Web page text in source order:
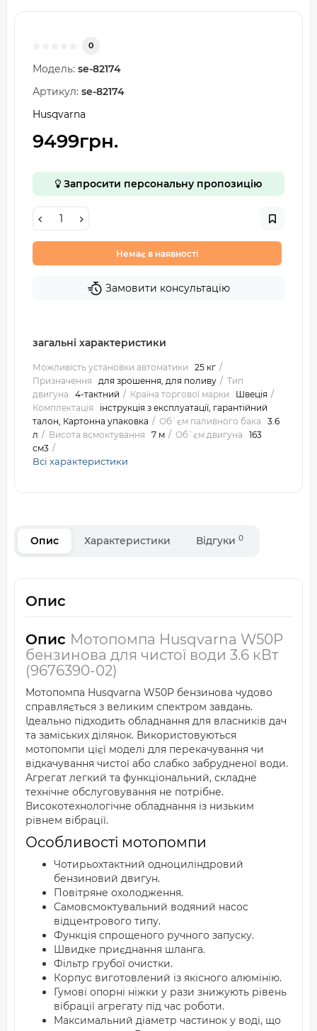
0
Модель: se-82174
Артикул: se-82174
Husqvarna
9499грн.
Запросити персональну пропозицію
Немає в наявності
Замовити консультацію
загальні характеристики
Можливість установки автоматики
25 кг
Призначення
для зрошення, для поливу
Тип
двигуна
4-тактний Країна торгової марки
Швеція
Комплектація
інструкція з експлуатації, гарантійний
талон, Картонна упаковка
Об`єм паливного бака
3.6
л
Висота всмоктування 7 м Об`єм двигуна
163
см3
Всі характеристики
Опис Характеристики Відгуки 0
Опис
Опис Мотопомпа Husqvarna W50P
бензинова для чистої води 3.6 кВт
(9676390-02)
Мотопомпа Husqvarna W50P бензинова чудово
справляється з великим спектром завдань.
Ідеально підходить обладнання для власників дач
та заміських ділянок. Використовуються
мотопомпи цієї моделі для перекачування чи
відкачування чистої або слабко забрудненої води.
Агрегат легкий та функціональний, складне
технічне обслуговування не потрібне.
Високотехнологічне обладнання із низьким
рівнем вібрації.
Особливості мотопомпи
Чотирьохтактний одноциліндровий
бензиновий двигун.
Повітряне охолодження.
Самовсмоктувальний водяний насос
відцентрового типу.
Функція спрощеного ручного запуску.
Швидке приєднання шланга.
Фільтр грубої очистки.
Корпус виготовлений із якісного алюмінію.
Гумові опорні ніжки у рази знижують рівень
вібрації агрегату під час роботи.
Максимальний діаметр частинок у воді, що